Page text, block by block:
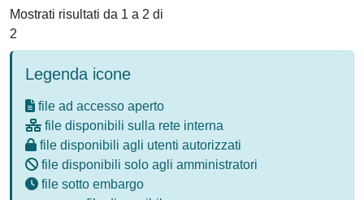
Mostrati risultati da 1 a 2 di
2
Legenda icone
file ad accesso aperto
file disponibili sulla rete interna
file disponibili agli utenti autorizzati
file disponibili solo agli amministratori
file sotto embargo